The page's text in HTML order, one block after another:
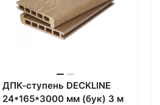
ДПК-ступень DECKLINE
24*165*3000 мм (бук) 3 м